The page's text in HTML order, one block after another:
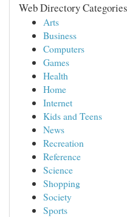
Web Directory Categories
Arts
Business
Computers
Games
Health
Home
Internet
Kids and Teens
News
Recreation
Reference
Science
Shopping
Society
Sports